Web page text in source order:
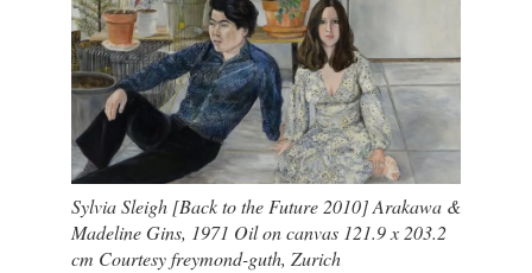
Sylvia Sleigh [Back to the Future 2010] Arakawa &
Madeline Gins, 1971 Oil on canvas 121.9 x 203.2
cm Courtesy freymond-guth, Zurich